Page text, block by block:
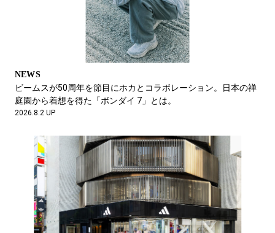
NEWS
ビームスが50周年を節目にホカとコラボレーション。日本の禅
庭園から着想を得た「ボンダイ 7」とは。
2026.8.2 UP
NEWS
連載【アティテュのバッグと過ごす、あの人の仕事と生活】Vo
l.4 伊藤 梓
2026.5.22 UP